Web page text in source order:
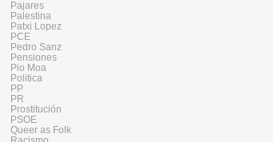
Pajares
Palestina
Patxi Lopez
PCE
Pedro Sanz
Pensiones
Pio Moa
Politica
PP
PR
Prostitución
PSOE
Queer as Folk
Racismo